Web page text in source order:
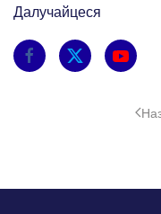
Далучайцеся